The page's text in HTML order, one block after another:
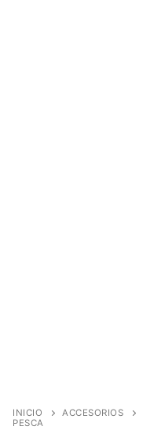
INICIO ACCESORIOS
PESCA